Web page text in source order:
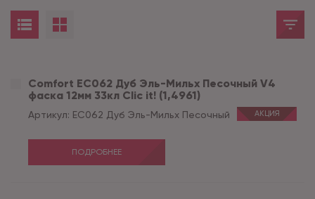
Comfort EC062 Дуб Эль-Мильх Песочный V4
фаска 12мм 33кл Clic it! (1,4961)
Артикул: EC062 Дуб Эль-Мильх Песочный АКЦИЯ
ПОДРОБНЕЕ